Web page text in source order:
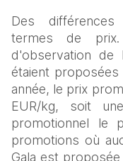
Des différences
termes de
d'observation de
étaient
année, le prix
EUR/kg, soit
promotionnel le
promotions où
Gala est